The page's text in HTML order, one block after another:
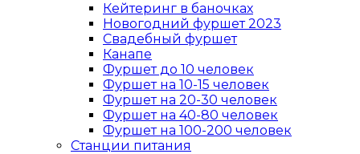
Кейтеринг в баночках
Новогодний фуршет 2023
Свадебный фуршет
Канапе
Фуршет до 10 человек
Фуршет на 10-15 человек
Фуршет на 20-30 человек
Фуршет на 40-80 человек
Фуршет на 100-200 человек
Станции питания